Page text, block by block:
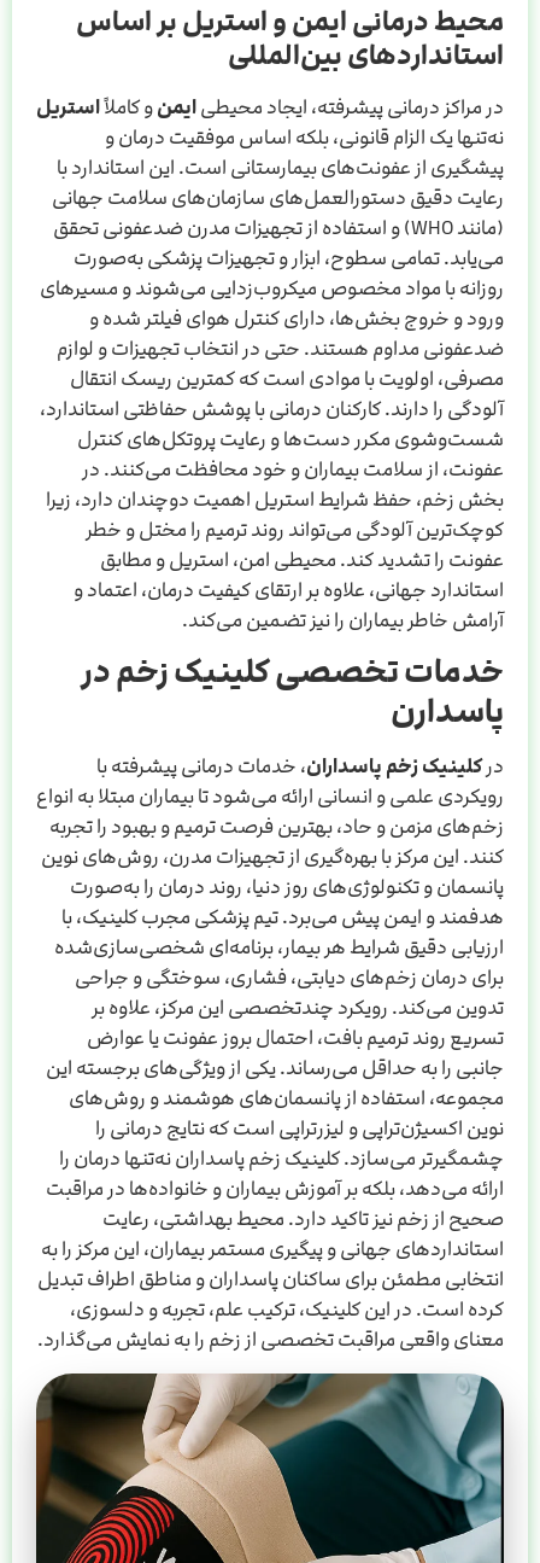
محیط درمانی ایمن و استریل بر اساس
استانداردهای بین‌المللی
در مراکز درمانی پیشرفته، ایجاد محیطیایمنو کاملاًاستریل
نه‌تنها یک الزام قانونی، بلکه اساس موفقیت درمان و
پیشگیری از عفونت‌های بیمارستانی است. این استاندارد با
رعایت دقیق دستورالعمل‌های سازمان‌های سلامت جهانی
(مانند WHO) و استفاده از تجهیزات مدرن ضدعفونی تحقق
می‌یابد. تمامی سطوح، ابزار و تجهیزات پزشکی به‌صورت
روزانه با مواد مخصوص میکروب‌زدایی می‌شوند و مسیرهای
ورود و خروج بخش‌ها، دارای کنترل هوای فیلتر شده و
ضدعفونی مداوم هستند. حتی در انتخاب تجهیزات و لوازم
مصرفی، اولویت با موادی است که کمترین ریسک انتقال
آلودگی را دارند. کارکنان درمانی با پوشش حفاظتی استاندارد،
شست‌وشوی مکرر دست‌ها و رعایت پروتکل‌های کنترل
عفونت، از سلامت بیماران و خود محافظت می‌کنند. در
بخش زخم، حفظ شرایط استریل اهمیت دوچندان دارد، زیرا
کوچک‌ترین آلودگی می‌تواند روند ترمیم را مختل و خطر
عفونت را تشدید کند. محیطی امن، استریل و مطابق
استاندارد جهانی، علاوه بر ارتقای کیفیت درمان، اعتماد و
آرامش خاطر بیماران را نیز تضمین می‌کند.
خدمات تخصصی کلینیک زخم در
پاسدارن
درکلینیک زخم پاسداران، خدمات درمانی پیشرفته با
رویکردی علمی و انسانی ارائه می‌شود تا بیماران مبتلا به انواع
زخم‌های مزمن و حاد، بهترین فرصت ترمیم و بهبود را تجربه
کنند. این مرکز با بهره‌گیری از تجهیزات مدرن، روش‌های نوین
پانسمان و تکنولوژی‌های روز دنیا، روند درمان را به‌صورت
هدفمند و ایمن پیش می‌برد. تیم پزشکی مجرب کلینیک، با
ارزیابی دقیق شرایط هر بیمار، برنامه‌ای شخصی‌سازی‌شده
برای درمان زخم‌های دیابتی، فشاری، سوختگی و جراحی
تدوین می‌کند. رویکرد چندتخصصی این مرکز، علاوه بر
تسریع روند ترمیم بافت، احتمال بروز عفونت یا عوارض
جانبی را به حداقل می‌رساند. یکی از ویژگی‌های برجسته این
مجموعه، استفاده از پانسمان‌های هوشمند و روش‌های
نوین اکسیژن‌تراپی و لیزر‌تراپی است که نتایج درمانی را
چشمگیرتر می‌سازد. کلینیک زخم پاسداران نه‌تنها درمان را
ارائه می‌دهد، بلکه بر آموزش بیماران و خانواده‌ها در مراقبت
صحیح از زخم نیز تاکید دارد. محیط بهداشتی، رعایت
استانداردهای جهانی و پیگیری مستمر بیماران، این مرکز را به
انتخابی مطمئن برای ساکنان پاسداران و مناطق اطراف تبدیل
کرده است. در این کلینیک، ترکیب علم، تجربه و دلسوزی،
معنای واقعی مراقبت تخصصی از زخم را به نمایش می‌گذارد.